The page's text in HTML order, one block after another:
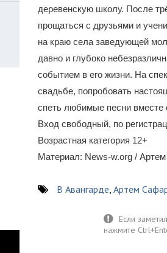
деревенскую школу. После
прощаться с друзьями и
на краю села заведующей
давно и глубоко
событием в его жизни. На
свадьбе, попробовать
спеть любимые песни вместе
Вход свободный, по
Возрастная категория 12+
Материал: News-w.org /
В Авангарде, Артем